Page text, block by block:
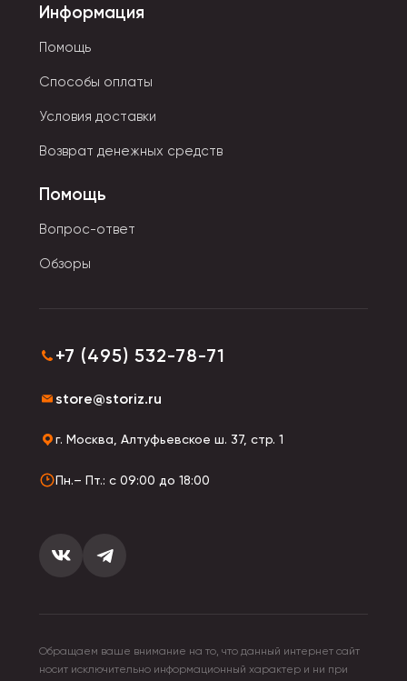
Информация
Помощь
Способы оплаты
Условия доставки
Возврат денежных средств
Помощь
Вопрос-ответ
Обзоры
+7 (495) 532-78-71
store@storiz.ru
г. Москва, Алтуфьевское ш. 37, стр. 1
Пн.– Пт.: с 09:00 до 18:00
Обращаем ваше внимание на то, что данный интернет сайт
носит исключительно информационный характер и ни при